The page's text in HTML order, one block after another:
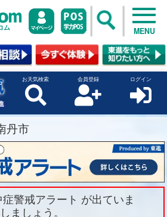
ム MENU
お天気検索 会員登録 ログイン
丹市
警戒アラート が出ていま
ましょう。